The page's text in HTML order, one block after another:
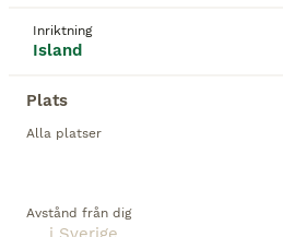
Inriktning
Island
Plats
Alla platser
Avstånd från dig
snäll
Spara sökning
Islandshäst